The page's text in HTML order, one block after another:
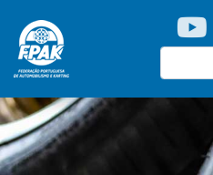
o
Pesquisar